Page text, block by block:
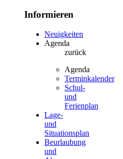
Informieren
Neuigkeiten
Agenda
zurück
Agenda
Terminkalender
Schul-
und
Ferienplan
Lage-
und
Situationsplan
Beurlaubung
und